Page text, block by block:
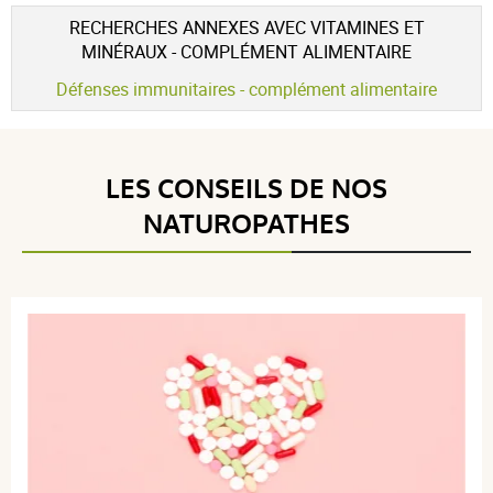
pour :
vitamines
RECHERCHES ANNEXES AVEC VITAMINES ET
MINÉRAUX - COMPLÉMENT ALIMENTAIRE
Défenses immunitaires - complément alimentaire
LES CONSEILS DE NOS
NATUROPATHES